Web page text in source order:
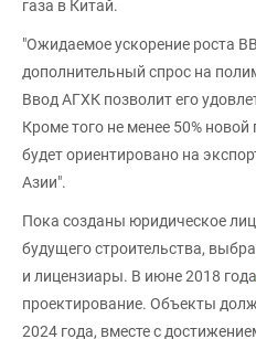
газа в Китай.
"Ожидаемое ускорение роста
дополнительный спрос на
Ввод АГХК позволит его
Кроме того не менее 50%
будет ориентировано на
Азии".
Пока созданы юридическое
будущего строительства,
и лицензиары. В июне 2018 года
проектирование. Объекты
2024 года, вместе с